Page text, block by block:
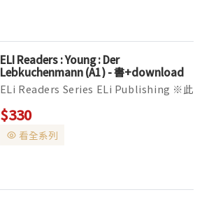
ELI Readers : Young : Der
Lebkuchenmann (A1) - 書+download
multimedia
ELi Readers Series ELi Publishing ※此
系列書籍CD版本已改版，目前國外出貨時
有可能替換成Audio Download線上音檔
下載版本。 ▌全彩印刷，全套分為Yo...
$330
看全系列